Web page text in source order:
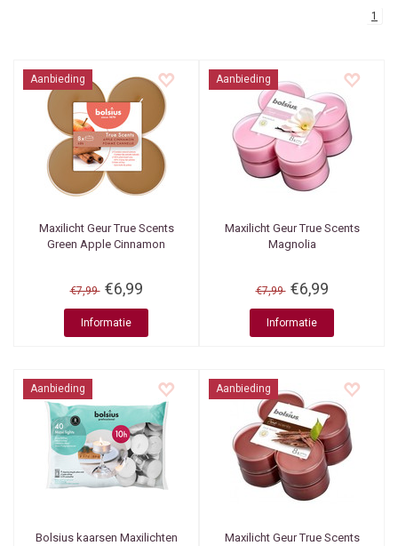
1
Aanbieding
Maxilicht Geur True Scents
Green Apple Cinnamon
€7,99 €6,99
Informatie
Aanbieding
Maxilicht Geur True Scents
Magnolia
€7,99 €6,99
Informatie
Aanbieding
Bolsius kaarsen Maxilichten
Aanbieding
Maxilicht Geur True Scents